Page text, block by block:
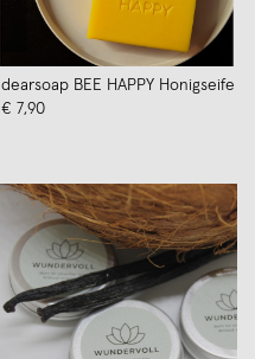
dearsoap BEE HAPPY Honigseife
€ 7,90